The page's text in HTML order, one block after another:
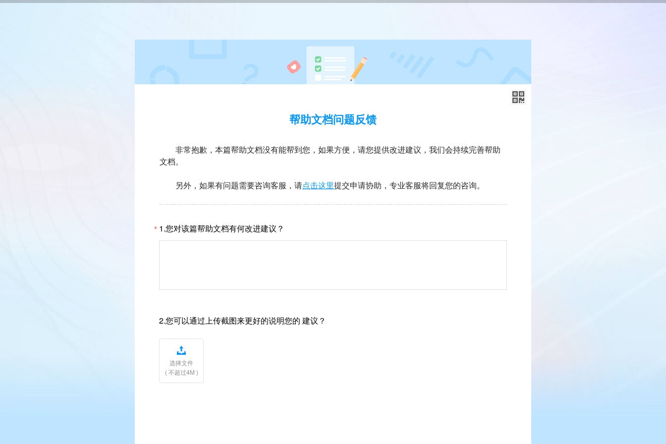
帮助文档问题反馈
非常抱歉，本篇帮助文档没有能帮到您，如果方便，请您提供改进建议，我们会持续完善帮助
文档。
另外，如果有问题需要咨询客服，请点击这里提交申请协助，专业客服将回复您的咨询。
* 1.您对该篇帮助文档有何改进建议？
2.您可以通过上传截图来更好的说明您的 建议？

选择文件
( 不超过4M )